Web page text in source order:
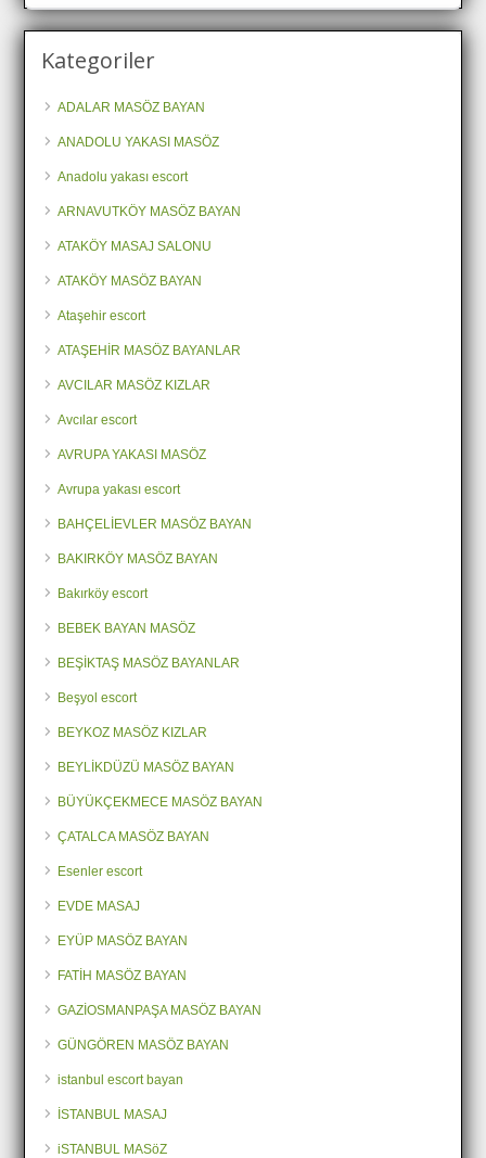
Kategoriler
ADALAR MASÖZ BAYAN
ANADOLU YAKASI MASÖZ
Anadolu yakası escort
ARNAVUTKÖY MASÖZ BAYAN
ATAKÖY MASAJ SALONU
ATAKÖY MASÖZ BAYAN
Ataşehir escort
ATAŞEHİR MASÖZ BAYANLAR
AVCILAR MASÖZ KIZLAR
Avcılar escort
AVRUPA YAKASI MASÖZ
Avrupa yakası escort
BAHÇELİEVLER MASÖZ BAYAN
BAKIRKÖY MASÖZ BAYAN
Bakırköy escort
BEBEK BAYAN MASÖZ
BEŞİKTAŞ MASÖZ BAYANLAR
Beşyol escort
BEYKOZ MASÖZ KIZLAR
BEYLİKDÜZÜ MASÖZ BAYAN
BÜYÜKÇEKMECE MASÖZ BAYAN
ÇATALCA MASÖZ BAYAN
Esenler escort
EVDE MASAJ
EYÜP MASÖZ BAYAN
FATİH MASÖZ BAYAN
GAZİOSMANPAŞA MASÖZ BAYAN
GÜNGÖREN MASÖZ BAYAN
istanbul escort bayan
İSTANBUL MASAJ
iSTANBUL MASöZ